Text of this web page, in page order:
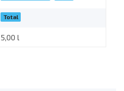
Total
5,00 l